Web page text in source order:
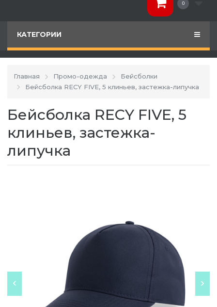
0
КАТЕГОРИИ
Главная Промо-одежда
Бейсболки
Бейсболка RECY FIVE, 5 клиньев, застежка-липучка
Бейсболка RECY FIVE, 5
клиньев, застежка-
липучка